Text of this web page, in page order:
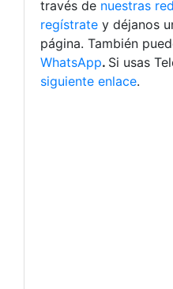
través de nuestras
regístrate y déjanos
página. También
WhatsApp. Si usas
siguiente enlace.